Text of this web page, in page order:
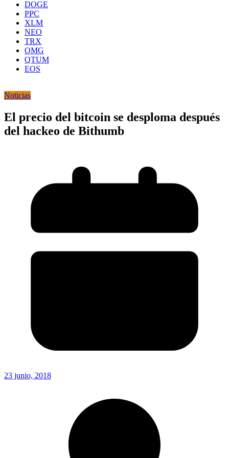
DOGE
PPC
XLM
NEO
TRX
OMG
QTUM
EOS
Noticias
El precio del bitcoin se desploma después
del hackeo de Bithumb
23 junio, 2018